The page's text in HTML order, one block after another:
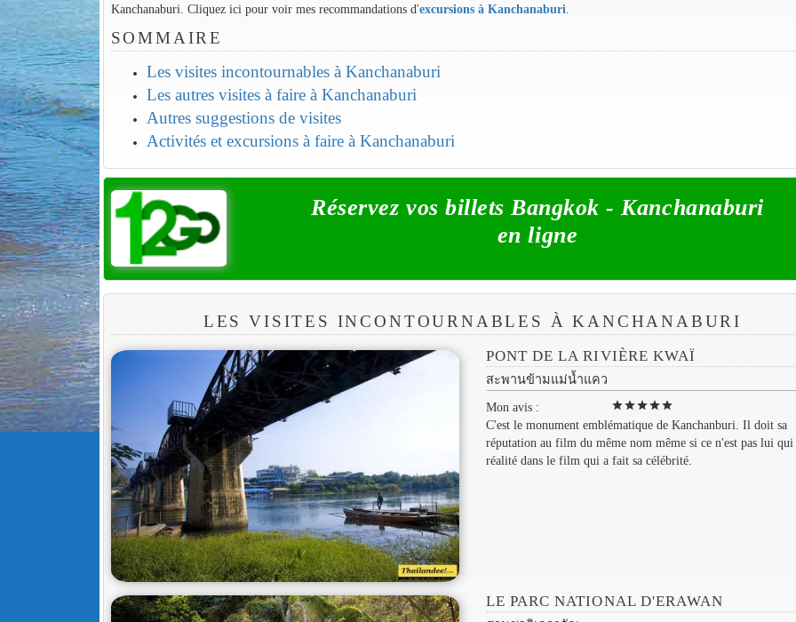
Kanchanaburi. Cliquez ici pour voir mes recommandations d'excursions à Kanchanaburi
SOMMAIRE
Les visites incontournables à Kanchanaburi
Les autres visites à faire à Kanchanaburi
Autres suggestions de visites
Activités et excursions à faire à Kanchanaburi
Réservez vos billets Bangkok - Kanchanaburi
en ligne
LES VISITES INCONTOURNABLES À KANCHANABURI
PONT DE LA RIVIÈRE KWAÏ
สะพานข้ามแม่น้ำแคว
Mon avis :
starstarstarstarstar
C'est le monument emblématique de Kanchanburi. Il doit sa
réputation au film du même nom même si ce n'est pas lui qui
réalité dans le film qui a fait sa célébrité.
LE PARC NATIONAL D'ERAWAN